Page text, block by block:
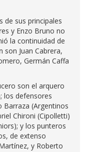
de sus principales
y Enzo Bruno no
la continuidad de
son Juan Cabrera,
Germán Caffa
son el arquero
los defensores
Barraza (Argentinos
Chironi (Cipolletti)
y los punteros
de extenso
y Roberto